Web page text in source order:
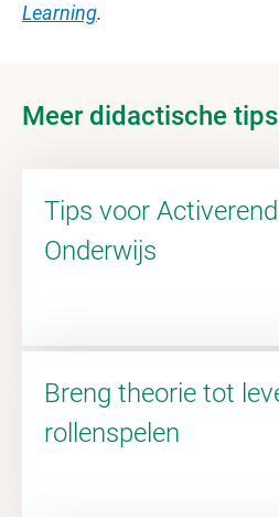
Learning.
Meer didactische tips
Tips voor
Onderwijs
Breng theorie tot
rollenspelen